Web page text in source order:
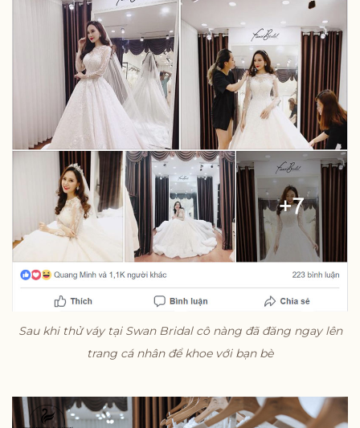
Sau khi thử váy tại Swan Bridal cô nàng đã đăng ngay lên
trang cá nhân để khoe với bạn bè